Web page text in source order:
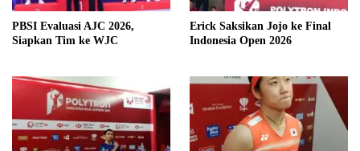
PBSI Evaluasi AJC 2026,
Siapkan Tim ke WJC
Erick Saksikan Jojo ke Final
Indonesia Open 2026